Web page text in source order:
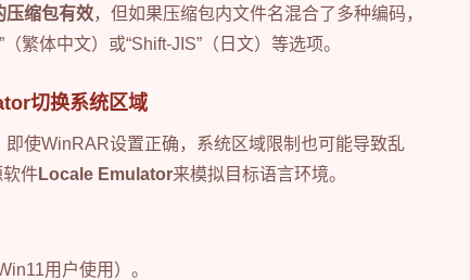
压缩包有效，但如果压缩包内文件名混合了多种编码，
繁体中文）或“Shift-JIS”（日文）等选项。
切换系统区域
使WinRAR设置正确，系统区域限制也可能导致乱
软件Locale Emulator来模拟目标语言环境。
用户使用）。